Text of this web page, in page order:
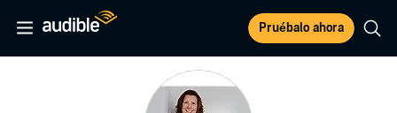
Pruébalo ahora